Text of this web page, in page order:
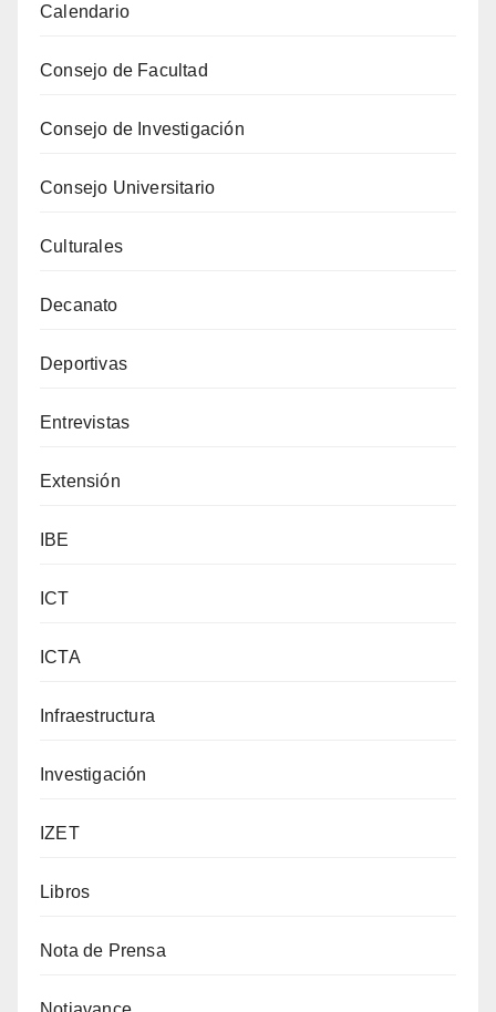
Calendario
Consejo de Facultad
Consejo de Investigación
Consejo Universitario
Culturales
Decanato
Deportivas
Entrevistas
Extensión
IBE
ICT
ICTA
Infraestructura
Investigación
IZET
Libros
Nota de Prensa